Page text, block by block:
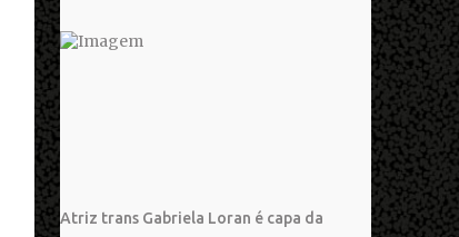
Atriz trans Gabriela Loran é capa da